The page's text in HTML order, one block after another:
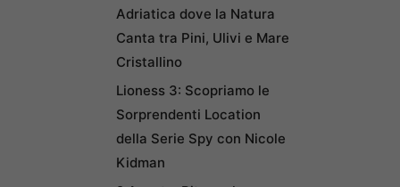
Adriatica dove la Natura
Canta tra Pini, Ulivi e Mare
Cristallino
Lioness 3: Scopriamo le
Sorprendenti Location
della Serie Spy con Nicole
Kidman